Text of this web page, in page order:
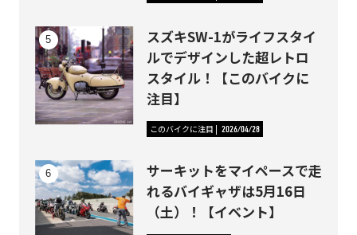
スズキSW-1がライフスタイ
ルでデザインした超レトロ
スタイル！【このバイクに
注目】
このバイクに注目 2026/04/28
サーキットをマイペースで走
れるバイギャザは5月16日
（土）！【イベント】